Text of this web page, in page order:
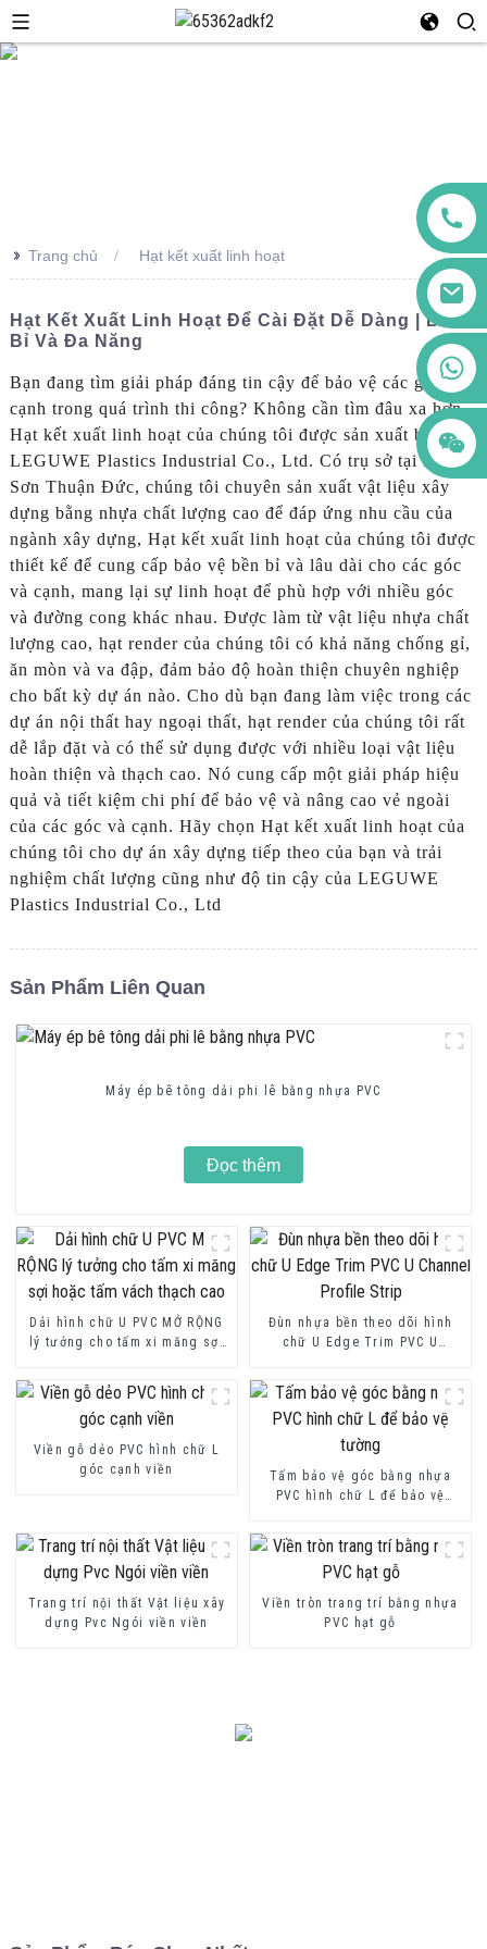
>> Trang chủ Hạt kết xuất linh hoạt
Hạt Kết Xuất Linh Hoạt Để Cài Đặt Dễ Dàng | Bền
Bỉ Và Đa Năng
Bạn đang tìm giải pháp đáng tin cậy để bảo vệ các góc và
cạnh trong quá trình thi công? Không cần tìm đâu xa hơn
Hạt kết xuất linh hoạt của chúng tôi được sản xuất bởi
LEGUWE Plastics Industrial Co., Ltd. Có trụ sở tại Phật
Sơn Thuận Đức, chúng tôi chuyên sản xuất vật liệu xây
dựng bằng nhựa chất lượng cao để đáp ứng nhu cầu của
ngành xây dựng, Hạt kết xuất linh hoạt của chúng tôi được
thiết kế để cung cấp bảo vệ bền bỉ và lâu dài cho các góc
và cạnh, mang lại sự linh hoạt để phù hợp với nhiều góc
và đường cong khác nhau. Được làm từ vật liệu nhựa chất
lượng cao, hạt render của chúng tôi có khả năng chống gỉ,
ăn mòn và va đập, đảm bảo độ hoàn thiện chuyên nghiệp
cho bất kỳ dự án nào. Cho dù bạn đang làm việc trong các
dự án nội thất hay ngoại thất, hạt render của chúng tôi rất
dễ lắp đặt và có thể sử dụng được với nhiều loại vật liệu
hoàn thiện và thạch cao. Nó cung cấp một giải pháp hiệu
quả và tiết kiệm chi phí để bảo vệ và nâng cao vẻ ngoài
của các góc và cạnh. Hãy chọn Hạt kết xuất linh hoạt của
chúng tôi cho dự án xây dựng tiếp theo của bạn và trải
nghiệm chất lượng cũng như độ tin cậy của LEGUWE
Plastics Industrial Co., Ltd
Sản Phẩm Liên Quan
Máy ép bê tông dải phi lê bằng nhựa PVC
Đọc thêm
Dải hình chữ U PVC MỞ RỘNG
lý tưởng cho tấm xi măng sợi
Đùn nhựa bền theo dõi hình
chữ U Edge Trim PVC U
Viền gỗ dẻo PVC hình chữ L
góc cạnh viền
Tấm bảo vệ góc bằng nhựa
PVC hình chữ L để bảo vệ
Trang trí nội thất Vật liệu xây
dựng Pvc Ngói viền viền
Viền tròn trang trí bằng nhựa
PVC hạt gỗ